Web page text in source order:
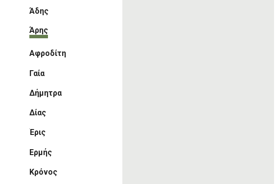
Άδης
Άρης
Αφροδίτη
Γαία
Δήμητρα
Δίας
Έρις
Ερμής
Κρόνος